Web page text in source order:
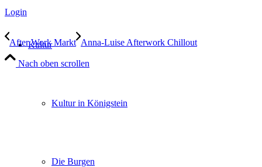
Kultur
Kultur in Königstein
Die Burgen
Login
After Work Markt Anna-Luise Afterwork Chillout
Nach oben scrollen